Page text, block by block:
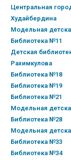
Центральная
Худайбердина
Модельная
Библиотека №11
Детская
Рахимкулова
Библиотека №18
Библиотека №19
Библиотека №21
Модельная
Библиотека №28
Модельная
Библиотека №33
Библиотека №34